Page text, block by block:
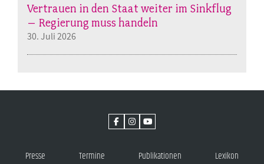
Vertrauen in den Staat weiter im Sinkflug
– Regierung muss handeln
30. Juli 2026
Presse Termine Publikationen Lexikon